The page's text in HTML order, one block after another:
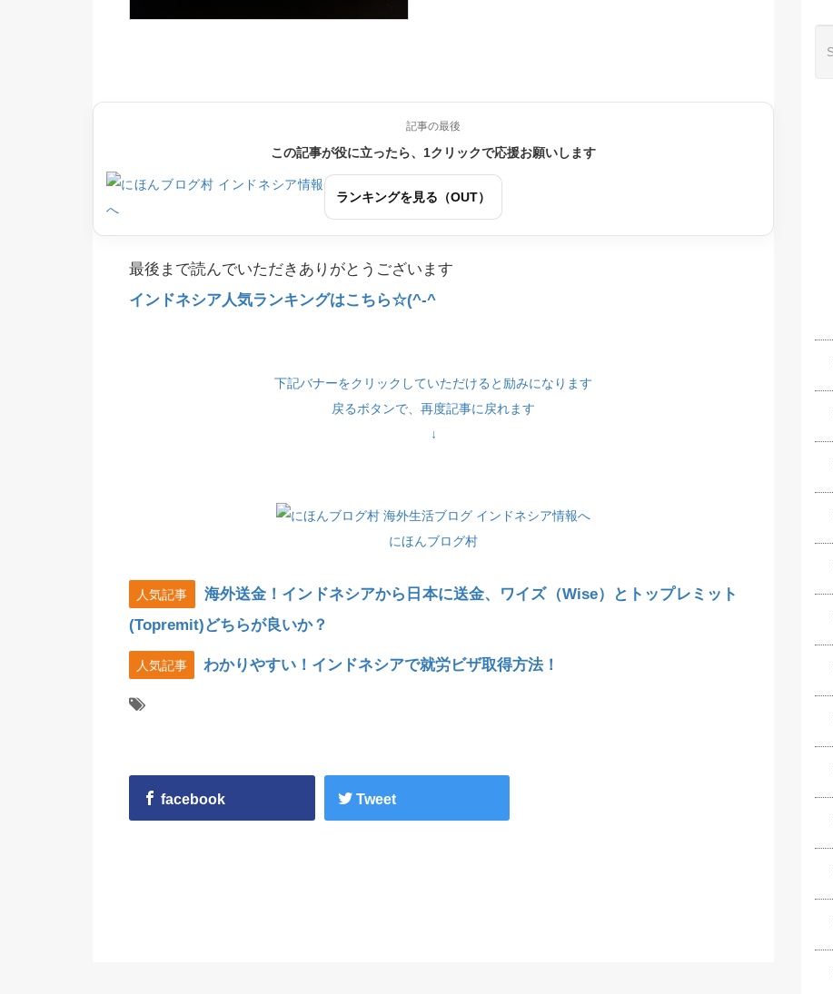
記事の最後
この記事が役に立ったら、1クリックで応援お願いします
ランキングを見る（OUT）
最後まで読んでいただきありがとうございます
インドネシア人気ランキングはこちら☆(^-^
下記バナーをクリックしていただけると励みになります
戻るボタンで、再度記事に戻れます
↓
にほんブログ村
人気記事
海外送金！インドネシアから日本に送金、ワイズ（Wise）とトップレミット
(Topremit)どちらが良いか？
人気記事 わかりやすい！インドネシアで就労ビザ取得方法！
facebook Tweet